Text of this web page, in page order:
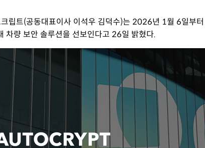
립트(공동대표이사 이석우 김덕수)는 2026년 1월 6일부
차량 보안 솔루션을 선보인다고 26일 밝혔다.